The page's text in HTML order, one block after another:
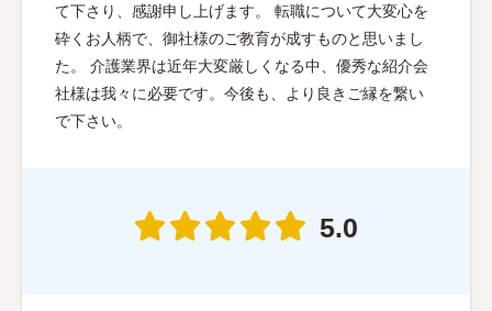
て下さり、感謝申し上げます。 転職について大変心を
砕くお人柄で、御社様のご教育が成すものと思いまし
た。 介護業界は近年大変厳しくなる中、優秀な紹介会
社様は我々に必要です。今後も、より良きご縁を繋い
で下さい。
5.0